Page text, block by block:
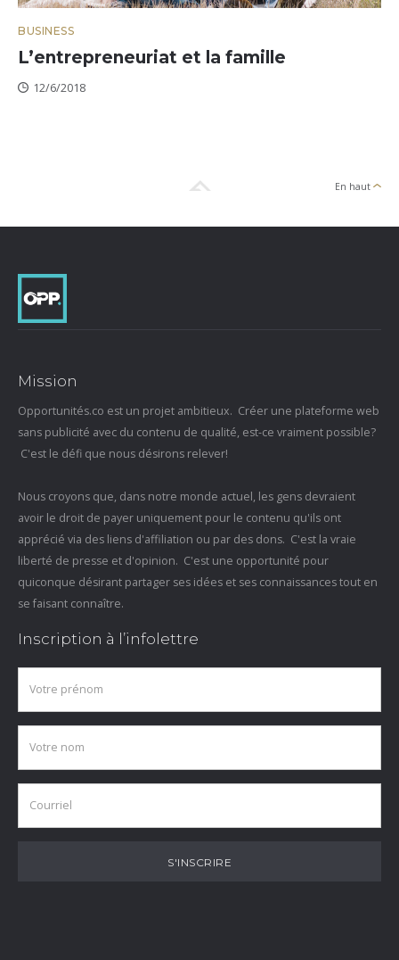
BUSINESS
L’entrepreneuriat et la famille
12/6/2018
En haut
Mission
Opportunités.co est un projet ambitieux. Créer une plateforme web
sans publicité avec du contenu de qualité, est-ce vraiment possible?
C'est le défi que nous désirons relever!
Nous croyons que, dans notre monde actuel, les gens devraient
avoir le droit de payer uniquement pour le contenu qu'ils ont
apprécié via des liens d'affiliation ou par des dons. C'est la vraie
liberté de presse et d'opinion. C'est une opportunité pour
quiconque désirant partager ses idées et ses connaissances tout en
se faisant connaître.
Inscription à l’infolettre